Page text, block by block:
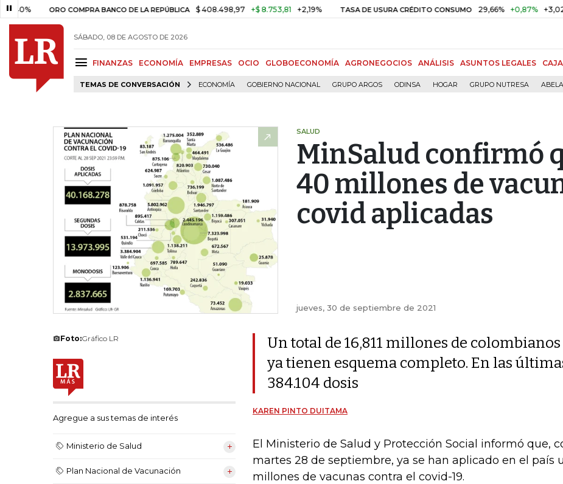
ORO COMPRA BANCO DE LA REPÚBLICA $ 408.498,97 +$ 8.753,81 +2,19% TASA DE USURA CRÉDITO CONSUMO 29,66% +0,87% +3,02%
SÁBADO, 08 DE AGOSTO DE 2026
FINANZAS ECONOMÍA EMPRESAS OCIO GLOBOECONOMÍA AGRONEGOCIOS ANÁLISIS ASUNTOS LEGALES
TEMAS DE CONVERSACIÓN ECONOMÍA GOBIERNO NACIONAL GRUPO ARGOS ODINSA HOGAR GRUPO NUTRESA
SALUD
MinSalud confirmó
40 millones de
covid aplicadas
jueves, 30 de septiembre de 2021
Foto:Gráfico LR
Agregue a sus temas de interés
Ministerio de Salud
Plan Nacional de Vacunación
Un total de 16,811 millones de colombianos
ya tienen esquema completo. En las
384.104 dosis
KAREN PINTO DUITAMA
El Ministerio de Salud y Protección Social informó que,
martes 28 de septiembre, ya se han aplicado en el país
millones de vacunas contra el covid-19.